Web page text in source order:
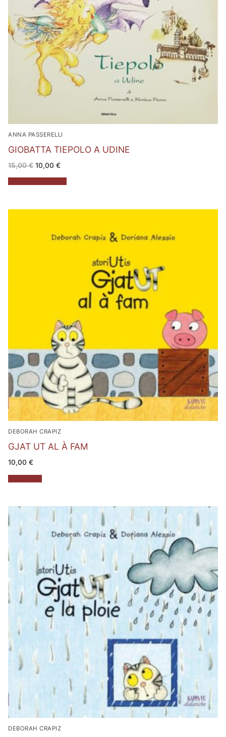
ANNA PASSERELLI
GIOBATTA TIEPOLO A UDINE
15,00€ Il
prezzo
originale
era:
10,00 €Il
attuale
è:
DEBORAH CRAPIZ
GJAT UT AL À FAM
10,00 €
DEBORAH CRAPIZ